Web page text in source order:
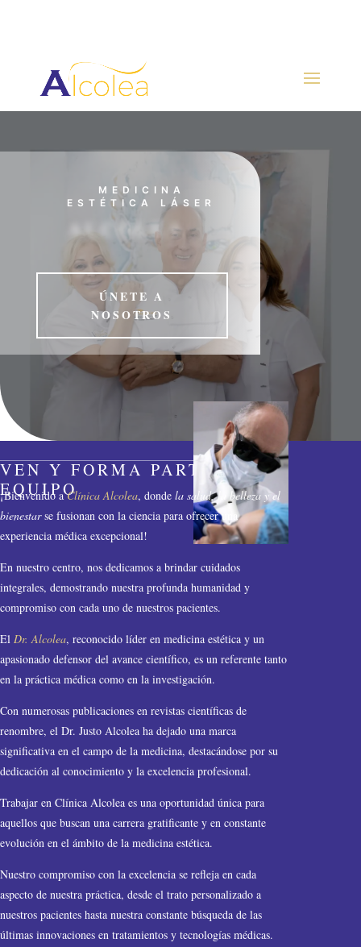
MEDICINA
ESTÉTICA LÁSER
ALCOLEA
ÚNETE A
NOSOTROS
VEN Y FORMA PARTE DEL
EQUIPO
¡Bienvenido aClínica Alcolea, donde la salud, la belleza y el
bienestarse fusionan con la ciencia para ofrecer una
experiencia médica excepcional!
En nuestro centro, nos dedicamos a brindar cuidados
integrales, demostrando nuestra profunda humanidad y
compromiso con cada uno de nuestros pacientes.
El Dr. Alcolea, reconocido líder en medicina estética y un
apasionado defensor del avance científico, es un referente tanto
en la práctica médica como en la investigación.
Con numerosas publicaciones en revistas científicas de
renombre, el Dr. Justo Alcolea ha dejado una marca
significativa en el campo de la medicina, destacándose por su
dedicación al conocimiento y la excelencia profesional.
Trabajar en Clínica Alcolea es una oportunidad única para
aquellos que buscan una carrera gratificante y en constante
evolución en el ámbito de la medicina estética.
Nuestro compromiso con la excelencia se refleja en cada
aspecto de nuestra práctica, desde el trato personalizado a
nuestros pacientes hasta nuestra constante búsqueda de las
últimas innovaciones en tratamientos y tecnologías médicas.